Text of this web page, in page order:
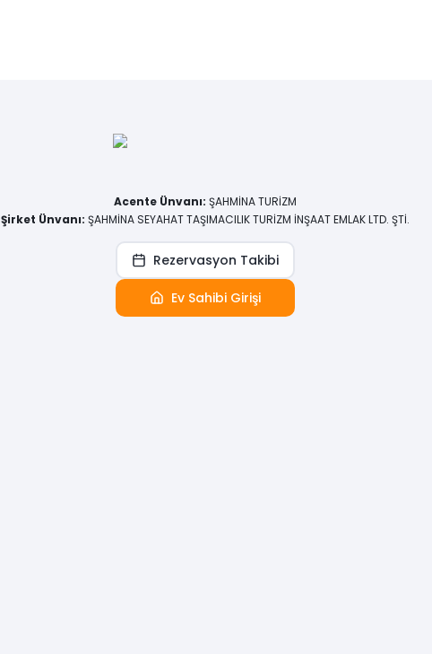
Acente Ünvanı: ŞAHMİNA TURİZM
Şirket Ünvanı: ŞAHMİNA SEYAHAT TAŞIMACILIK TURİZM İNŞAAT EMLAK LTD. ŞTİ.
Rezervasyon Takibi
Ev Sahibi Girişi